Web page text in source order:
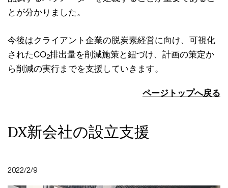
とが分かりました。
今後はクライアント企業の脱炭素経営に向け、可視化
されたCO2排出量を削減施策と紐づけ、計画の策定か
ら削減の実行までを支援していきます。
ページトップへ戻る
DX新会社の設立支援
2022/2/9